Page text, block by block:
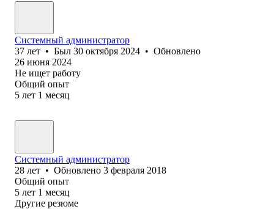
Системный администратор
37 лет • Был 30 октября 2024 • Обновлено
26 июня 2024
Не ищет работу
Общий опыт
5 лет 1 месяц
Системный администратор
28 лет • Обновлено 3 февраля 2018
Общий опыт
5 лет 1 месяц
Другие резюме